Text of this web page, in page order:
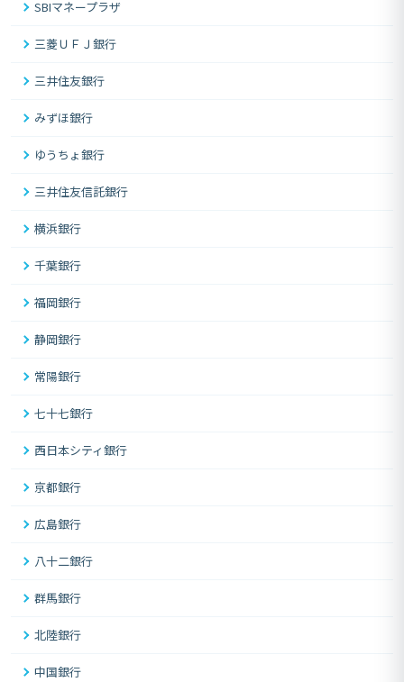
SBIマネープラザ
三菱ＵＦＪ銀行
三井住友銀行
みずほ銀行
ゆうちょ銀行
三井住友信託銀行
横浜銀行
千葉銀行
福岡銀行
静岡銀行
常陽銀行
七十七銀行
西日本シティ銀行
京都銀行
広島銀行
八十二銀行
群馬銀行
北陸銀行
中国銀行